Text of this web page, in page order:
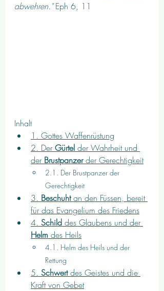
abwehren." Eph 6, 11
Inhalt
1. Gottes Waffenrüstung
2. Der Gürtel der Wahrheit und
der Brustpanzer der Gerechtigkeit
2.1. Der Brustpanzer der
Gerechtigkeit
3. Beschuht an den Füssen, bereit
für das Evangelium des Friedens
4. Schild des Glaubens und der
Helm des Heils
4.1. Helm des Heils und der
Rettung
5. Schwert des Geistes und die
Kraft von Gebet